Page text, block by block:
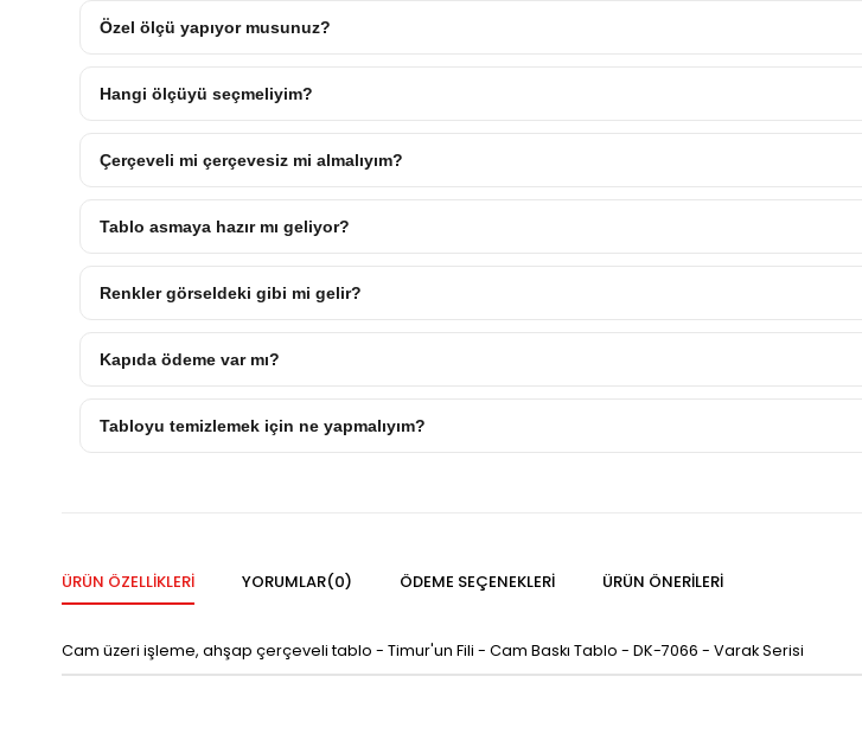
Özel ölçü yapıyor musunuz?
Hangi ölçüyü seçmeliyim?
Çerçeveli mi çerçevesiz mi almalıyım?
Tablo asmaya hazır mı geliyor?
Renkler görseldeki gibi mi gelir?
Kapıda ödeme var mı?
Tabloyu temizlemek için ne yapmalıyım?
ÜRÜN ÖZELLIKLERI YORUMLAR(0) ÖDEME SEÇENEKLERI ÜRÜN ÖNERILERI
Cam üzeri işleme, ahşap çerçeveli tablo - Timur'un Fili - Cam Baskı Tablo - DK-7066 - Varak Serisi